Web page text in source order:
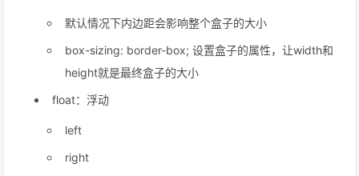
默认情况下内边距会影响整个盒子的大小
box-sizing: border-box; 设置盒子的属性，让width和
height就是最终盒子的大小
float：浮动
left
right